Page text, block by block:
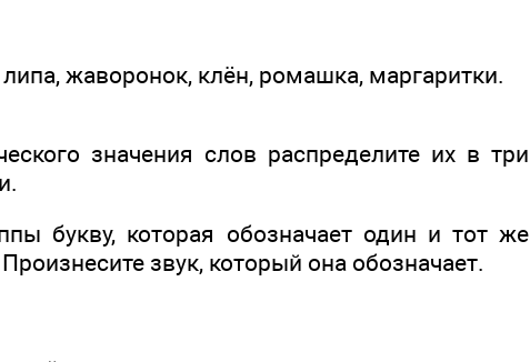
липа, жаворонок, клён, ромашка, маргаритки.
значения слов распределите их в три
букву, которая обозначает один и тот же
звук, который она обозначает.